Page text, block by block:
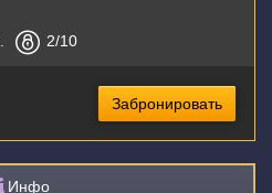
2/10
Забронировать
Инфо